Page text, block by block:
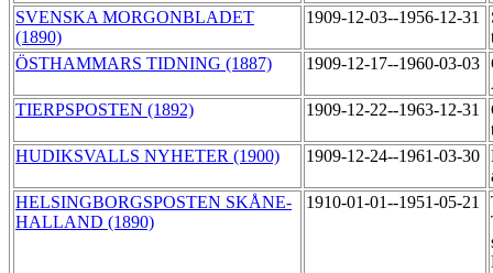
SVENSKA MORGONBLADET
(1890)
1909-12-03--1956-12-31
ÖSTHAMMARS TIDNING (1887)
1909-12-17--1960-03-03
TIERPSPOSTEN (1892)
1909-12-22--1963-12-31
HUDIKSVALLS NYHETER (1900)
1909-12-24--1961-03-30
HELSINGBORGSPOSTEN SKÅNE-
HALLAND (1890)
1910-01-01--1951-05-21